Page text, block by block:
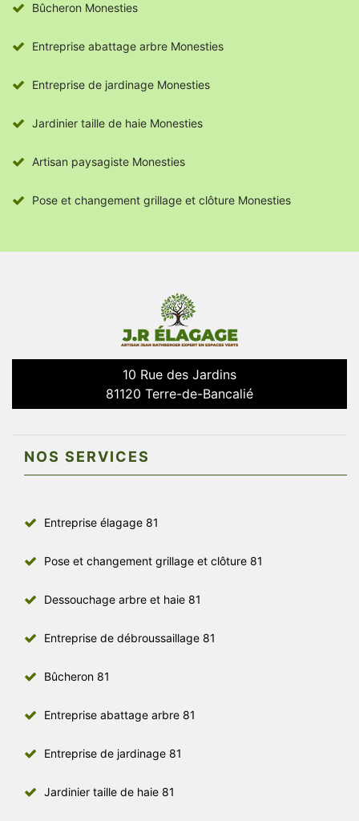
Bûcheron Monesties
Entreprise abattage arbre Monesties
Entreprise de jardinage Monesties
Jardinier taille de haie Monesties
Artisan paysagiste Monesties
Pose et changement grillage et clôture Monesties
10 Rue des Jardins
81120 Terre-de-Bancalié
NOS SERVICES
Entreprise élagage 81
Pose et changement grillage et clôture 81
Dessouchage arbre et haie 81
Entreprise de débroussaillage 81
Bûcheron 81
Entreprise abattage arbre 81
Entreprise de jardinage 81
Jardinier taille de haie 81